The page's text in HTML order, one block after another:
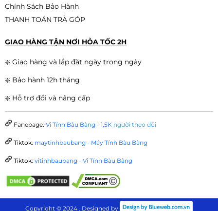
Chính Sách Bảo Hành
THANH TOÁN TRẢ GÓP
GIAO HÀNG TẬN NƠI HỎA TỐC 2H
❇️ Giao hàng và lắp đặt ngày trong ngày
❇️ Bảo hành 12h tháng
❇️ Hỗ trợ đổi và nâng cấp
Fanepage: Vi Tính Bàu Bàng - 1,5K người theo dõi
Tiktok: maytinhbaubang - Máy Tính Bàu Bàng
Tiktok: vitinhbaubang - Vi Tính Bàu Bàng
Copyright © 2024 . Designed by